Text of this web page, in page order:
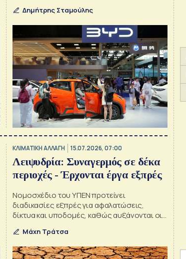
Δημήτρης Σταμούλης
ΚΛΙΜΑΤΙΚΗ ΑΛΛΑΓΗ 15.07.2026, 07:00
Λειψυδρία: Συναγερμός σε δέκα
περιοχές - Έρχονται έργα εξπρές
Νομοσχέδιο του ΥΠΕΝ προτείνει
διαδικασίες εξπρές για αφαλατώσεις,
δίκτυα και υποδομές, καθώς αυξάνονται οι
Μάχη Τράτσα